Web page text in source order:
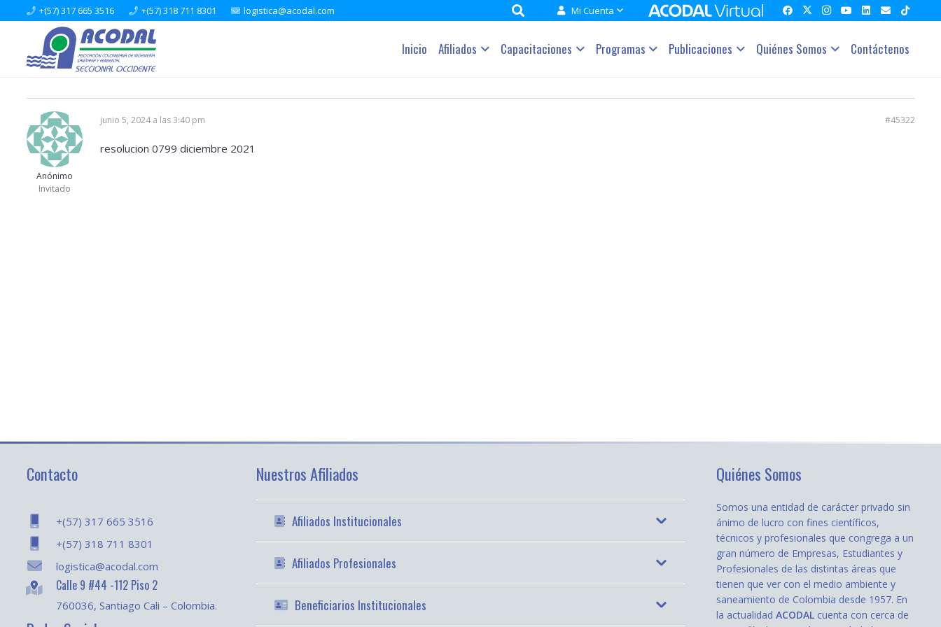
+(57) 317 665 3516 +(57) 318 711 8301 logistica@acodal.com Mi Cuenta
Inicio Afiliados Capacitaciones Programas Publicaciones Quiénes Somos Contáctenos
junio 5, 2024 a las 3:40 pm #45322
Anónimo
Invitado
resolucion 0799 diciembre 2021
Contacto
+(57) 317 665 3516
+(57) 318 711 8301
logistica@acodal.com
Calle 9 #44 -112 Piso 2
760036, Santiago Cali – Colombia.
Nuestros Afiliados
Afiliados Institucionales
Afiliados Profesionales
Beneficiarios Institucionales
Quiénes Somos
Somos una entidad de carácter privado sin
ánimo de lucro con fines científicos,
técnicos y profesionales que congrega a un
gran número de Empresas, Estudiantes y
Profesionales de las distintas áreas que
tienen que ver con el medio ambiente y
saneamiento de Colombia desde 1957. En
la actualidad ACODAL cuenta con cerca de